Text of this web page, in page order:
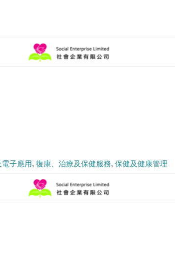
電子應用 復康、治療及保健服務 保健及健康管理